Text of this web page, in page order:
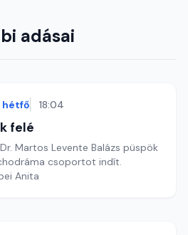
adásai
hétfő 18:04
felé
Martos Levente Balázs püspök
csoportot indít.
Anita